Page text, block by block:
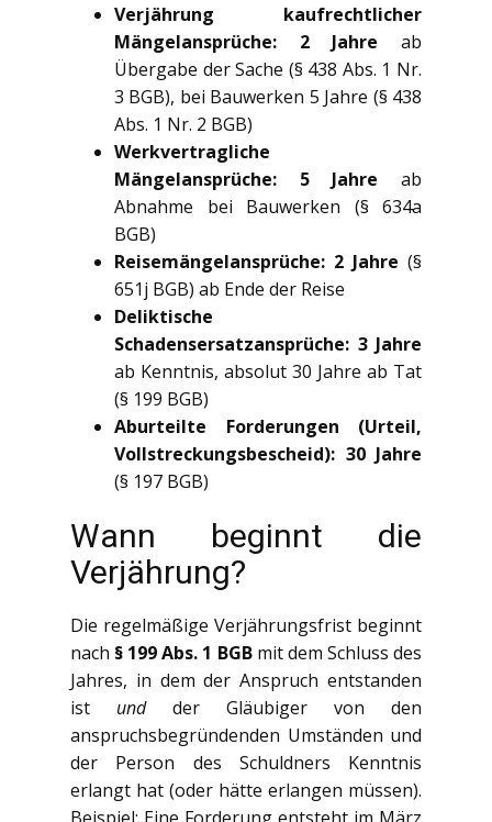
Verjährung kaufrechtlicher
Mängelansprüche: 2 Jahre ab
Übergabe der Sache (§ 438 Abs. 1 Nr.
3 BGB), bei Bauwerken 5 Jahre (§ 438
Abs. 1 Nr. 2 BGB)
Werkvertragliche
Mängelansprüche: 5 Jahre ab
Abnahme bei Bauwerken (§ 634a
BGB)
Reisemängelansprüche: 2 Jahre (§
651j BGB) ab Ende der Reise
Deliktische
Schadensersatzansprüche: 3 Jahre
ab Kenntnis, absolut 30 Jahre ab Tat
(§ 199 BGB)
Aburteilte Forderungen (Urteil,
Vollstreckungsbescheid): 30 Jahre
(§ 197 BGB)
Wann beginnt die
Verjährung?
Die regelmäßige Verjährungsfrist beginnt
nach § 199 Abs. 1 BGBmit dem Schluss des
Jahres, in dem der Anspruch entstanden
ist undder Gläubiger von den
anspruchsbegründenden Umständen und
der Person des Schuldners Kenntnis
erlangt hat (oder hätte erlangen müssen).